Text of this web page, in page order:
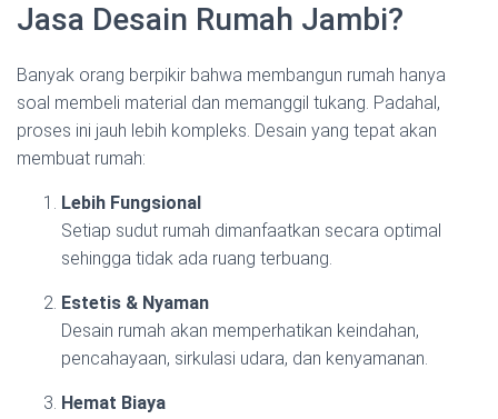
Jasa Desain Rumah Jambi?
Banyak orang berpikir bahwa membangun rumah hanya
soal membeli material dan memanggil tukang. Padahal,
proses ini jauh lebih kompleks. Desain yang tepat akan
membuat rumah:
Lebih Fungsional
Setiap sudut rumah dimanfaatkan secara optimal
sehingga tidak ada ruang terbuang.
Estetis & Nyaman
Desain rumah akan memperhatikan keindahan,
pencahayaan, sirkulasi udara, dan kenyamanan.
Hemat Biaya